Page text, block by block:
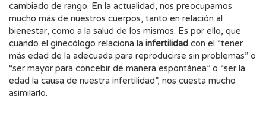
cambiado de rango. En la actualidad, nos preocupamos
mucho más de nuestros cuerpos, tanto en relación al
bienestar, como a la salud de los mismos. Es por ello, que
cuando el ginecólogo relaciona la infertilidad con el “tener
más edad de la adecuada para reproducirse sin problemas” o
“ser mayor para concebir de manera espontánea” o “ser la
edad la causa de nuestra infertilidad”, nos cuesta mucho
asimilarlo.